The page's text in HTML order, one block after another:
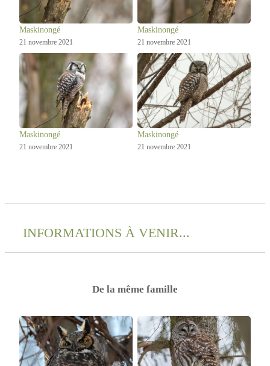
Maskinongé
21 novembre 2021
Maskinongé
21 novembre 2021
Maskinongé
21 novembre 2021
Maskinongé
21 novembre 2021
INFORMATIONS À VENIR...
De la même famille